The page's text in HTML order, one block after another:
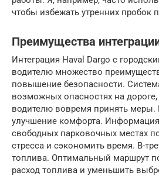
чтобы избежать утренних пробок
Преимущества
Интеграция Haval Dargo с
водителю множество
повышение безопасности.
возможных опасностях на
водителю вовремя принять меры.
улучшение комфорта.
свободных парковочных местах
стресса и сэкономить время. В-
топлива. Оптимальный маршрут
расход топлива и уменьшить